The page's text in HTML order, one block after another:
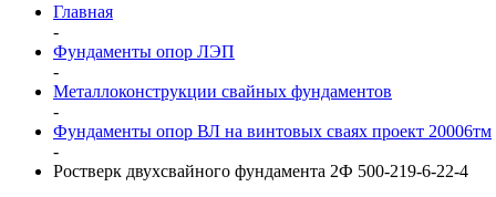
Главная
-
Фундаменты опор ЛЭП
-
Металлоконструкции свайных фундаментов
-
Фундаменты опор ВЛ на винтовых сваях проект 20006тм
-
Ростверк двухсвайного фундамента 2Ф 500-219-6-22-4